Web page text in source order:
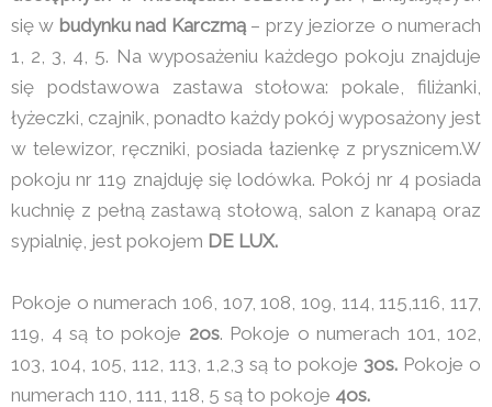
się w budynku nad Karczmą– przy jeziorze o numerach
1, 2, 3, 4, 5. Na wyposażeniu każdego pokoju znajduje
się podstawowa zastawa stołowa: pokale, filiżanki,
łyżeczki, czajnik, ponadto każdy pokój wyposażony jest
w telewizor, ręczniki, posiada łazienkę z prysznicem.W
pokoju nr 119 znajduję się lodówka. Pokój nr 4 posiada
kuchnię z pełną zastawą stołową, salon z kanapą oraz
sypialnię, jest pokojem DE LUX.
Pokoje o numerach 106, 107, 108, 109, 114, 115,116, 117,
119, 4 są to pokoje 2os. Pokoje o numerach 101, 102,
103, 104, 105, 112, 113, 1,2,3 są to pokoje 3os. Pokoje o
numerach 110, 111, 118, 5 są to pokoje 4os.